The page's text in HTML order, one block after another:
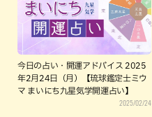
今日の占い・開運アドバイス 2025
年2月24日（月）【琉球鑑定士ミウ
マ まいにち九星気学開運占い】
2025/02/24